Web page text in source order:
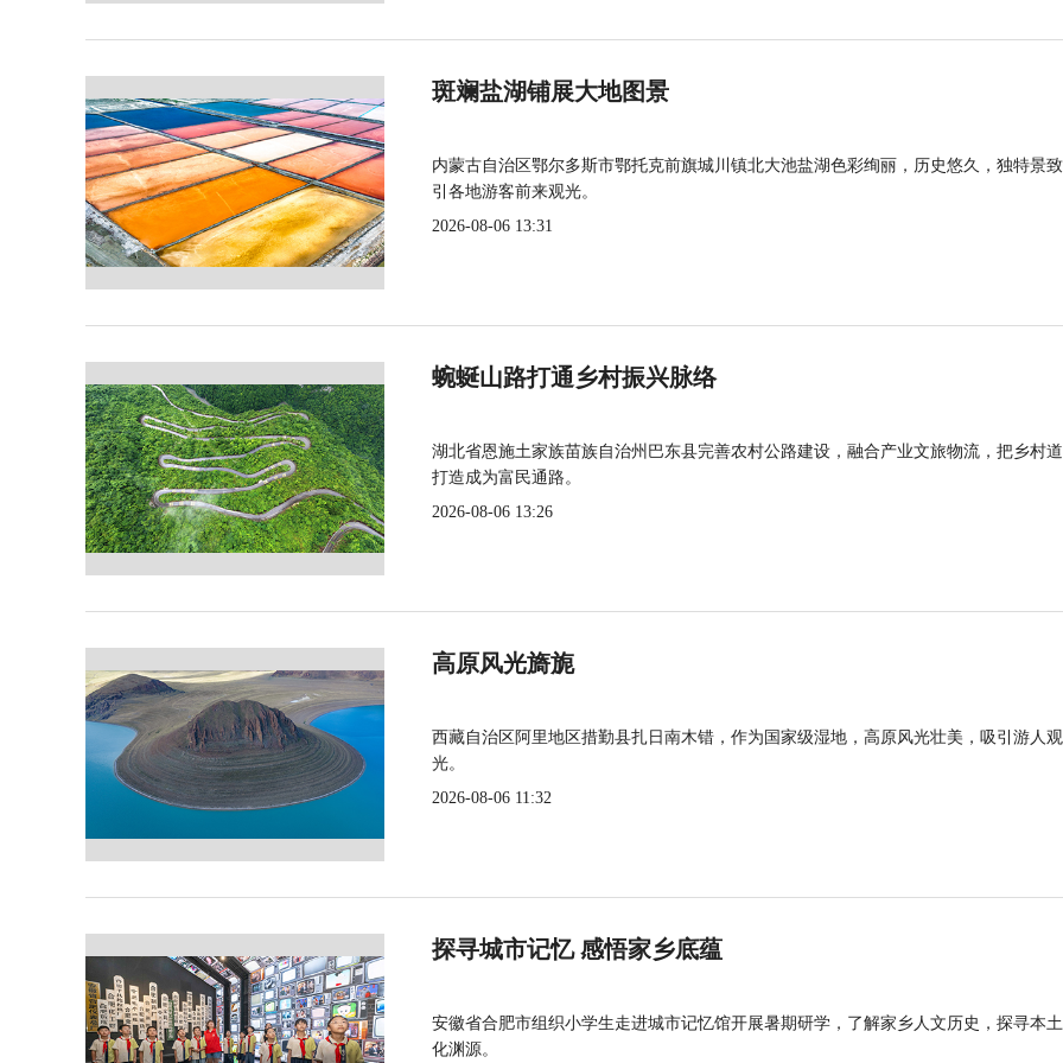
斑斓盐湖铺展大地图景
内蒙古自治区鄂尔多斯市鄂托克前旗城川镇北大池盐湖色彩绚丽，历史悠久，独特景
引各地游客前来观光。
2026-08-06 13:31
蜿蜒山路打通乡村振兴脉络
湖北省恩施土家族苗族自治州巴东县完善农村公路建设，融合产业文旅物流，把乡村
打造成为富民通路。
2026-08-06 13:26
高原风光旖旎
西藏自治区阿里地区措勤县扎日南木错，作为国家级湿地，高原风光壮美，吸引游人观
光。
2026-08-06 11:32
探寻城市记忆 感悟家乡底蕴
安徽省合肥市组织小学生走进城市记忆馆开展暑期研学，了解家乡人文历史，探寻本
化渊源。